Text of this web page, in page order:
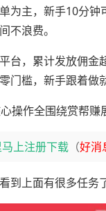
为主，新手10分
不浪费。
台，累计发放佣
门槛，新手跟着做
操作全围绕赏帮赚
上注册下载 （好消
到上面有很多任务